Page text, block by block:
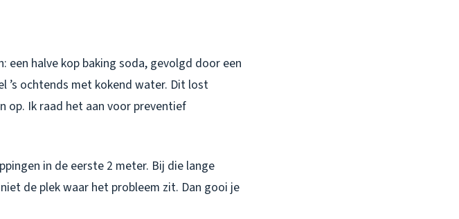
halve kop baking soda, gevolgd door een
’s ochtends met kokend water. Dit lost
op. Ik raad het aan voor preventief
in de eerste 2 meter. Bij die lange
de plek waar het probleem zit. Dan gooi je